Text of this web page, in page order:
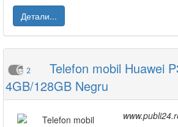
Детали...
2
Telefon mobil Huawei
4GB/128GB Negru